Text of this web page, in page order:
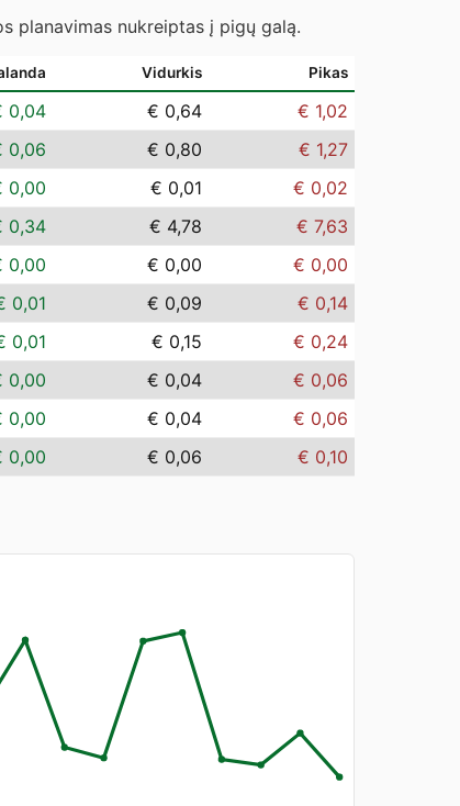
planavimas nukreiptas į pigų galą.
Vidurkis Pikas
0,04 € 0,64
€ 1,02
0,06 € 0,80
€ 1,27
0,00 € 0,01
€ 0,02
0,34 € 4,78
€ 7,63
0,00 € 0,00
€ 0,00
0,01 € 0,09
€ 0,14
0,01 € 0,15
€ 0,24
0,00 € 0,04
€ 0,06
0,00 € 0,04
€ 0,06
0,00 € 0,06 € 0,10